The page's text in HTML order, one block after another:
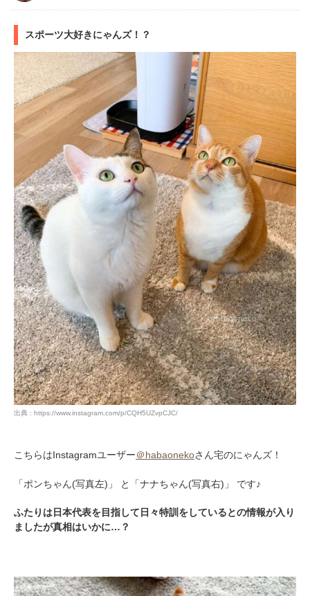
スポーツ大好きにゃんズ！？
出典 : https://www.instagram.com/p/CQH5UZvpCJC/
こちらはInstagramユーザー＠habaonekoさん宅のにゃんズ！
「ポンちゃん(写真左)」 と「ナナちゃん(写真右)」 です♪
ふたりは日本代表を目指して日々特訓をしているとの情報が入り
ましたが真相はいかに…？